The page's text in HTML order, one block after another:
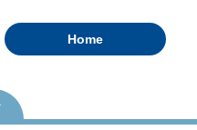
Home